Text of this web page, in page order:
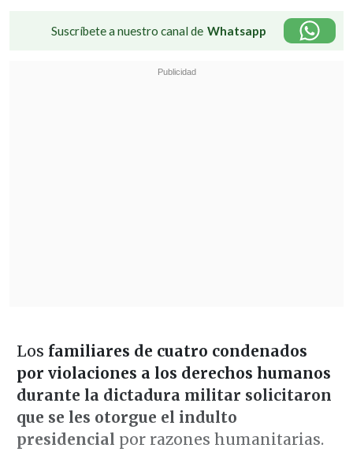
Suscríbete a nuestro canal de Whatsapp
Los familiares de cuatro condenados
por violaciones a los derechos humanos
durante la dictadura militar solicitaron
que se les otorgue el indulto
presidencial por razones humanitarias.